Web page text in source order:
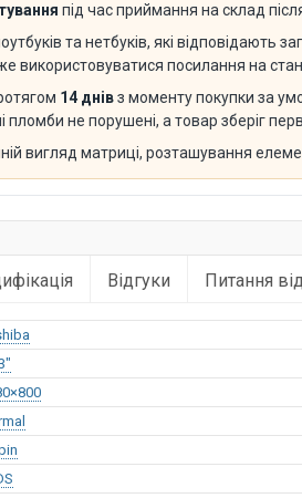
під час приймання на склад
та нетбуків, які
використовуватися посилання на
14 днівз моменту покупки за
пломби не порушені, а товар зберіг
вигляд матриці, розташування
Відгуки Питання